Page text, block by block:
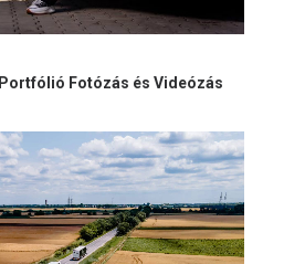
Fotózás és Videózás